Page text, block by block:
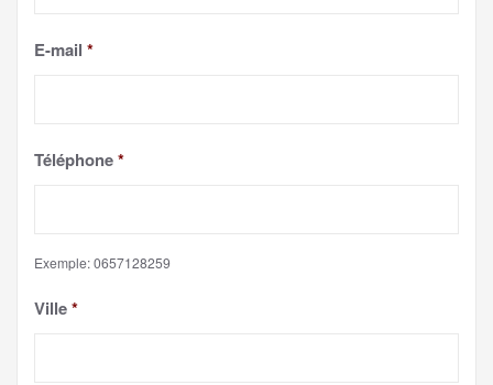
E-mail *
Téléphone*
Exemple: 0657128259
Ville*